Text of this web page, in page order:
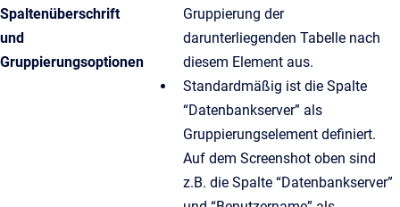
Spaltenüberschrift
und
Gruppierungsoptionen
Gruppierung der
darunterliegenden Tabelle nach
diesem Element aus.
Standardmäßig ist die Spalte
“Datenbankserver” als
Gruppierungselement definiert.
Auf dem Screenshot oben sind
z.B. die Spalte “Datenbankserver”